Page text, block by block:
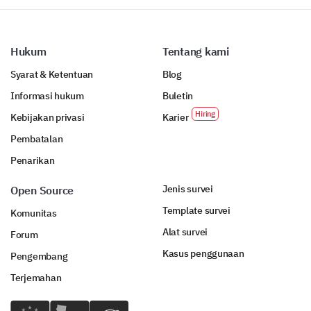
How would the following potential changes
affect your usage of our services?
More Service Options
Improved User Interface
Hukum
Syarat & Ketentuan
Informasi hukum
Kebijakan privasi
Pembatalan
Penarikan
Tentang kami
Blog
Buletin
Karier
Open Source
Komunitas
Forum
Pengembang
Terjemahan
Jenis survei
Template survei
Alat survei
Kasus penggunaan